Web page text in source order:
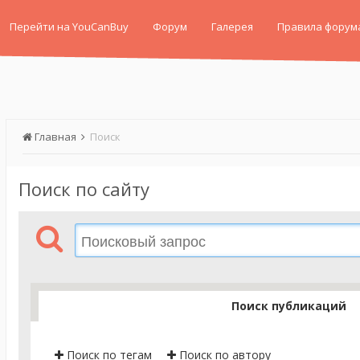
Перейти на YouCanBuy Форум Галерея Правила
Главная Поиск
Поиск по сайту
Поиск публикаций
Поиск по тегам Поиск по автору